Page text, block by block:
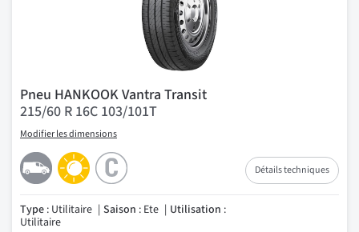
Pneu HANKOOK Vantra Transit
215/60 R 16C 103/101T
Modifier les dimensions
Détails techniques
Type : Utilitaire Saison : Ete Utilisation :
Utilitaire